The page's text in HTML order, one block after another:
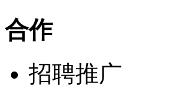
合作
招聘推广